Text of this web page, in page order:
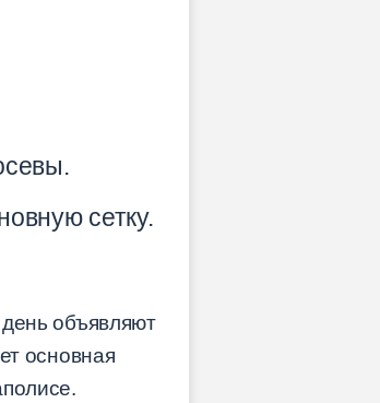
сетку.
объявляют
основная